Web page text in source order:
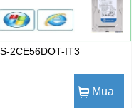
2CE56DOT-IT3
Mua